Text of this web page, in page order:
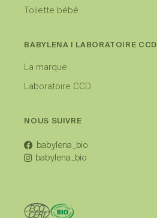
Toilette bébé
BABYLENA I LABORATOIRE CCD
La marque
Laboratoire CCD
NOUS SUIVRE
babylena_bio
babylena_bio